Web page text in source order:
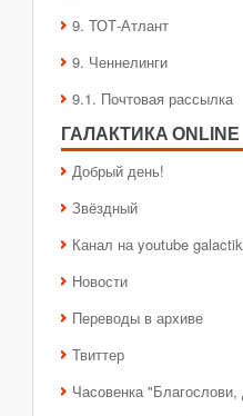
9. ТОТ-Атлант
9. Ченнелинги
9.1. Почтовая рассылка
ГАЛАКТИКA ONLINE
Добрый день!
Звёздный
Канал на youtube
Новости
Переводы в архиве
Твиттер
Часовенка